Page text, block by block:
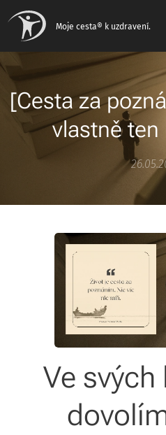
Moje cesta® k uzdravení.
[Cesta za
vlastně ten
Ve svých